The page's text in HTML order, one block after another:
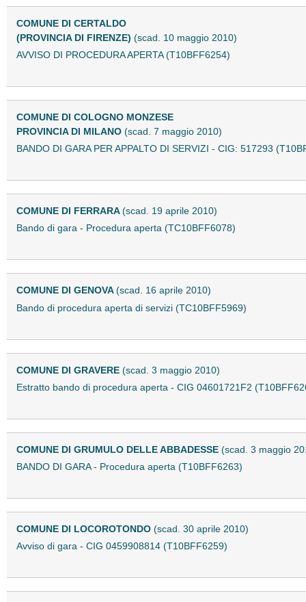
COMUNE DI CERTALDO
(PROVINCIA DI FIRENZE) (scad. 10 maggio 2010)
AVVISO DI PROCEDURA APERTA (T10BFF6254)
COMUNE DI COLOGNO MONZESE
PROVINCIA DI MILANO (scad. 7 maggio 2010)
BANDO DI GARA PER APPALTO DI SERVIZI - CIG: 517293
COMUNE DI FERRARA(scad. 19 aprile 2010)
Bando di gara - Procedura aperta (TC10BFF6078)
COMUNE DI GENOVA(scad. 16 aprile 2010)
Bando di procedura aperta di servizi (TC10BFF5969)
COMUNE DI GRAVERE (scad. 3 maggio 2010)
Estratto bando di procedura aperta - CIG 04601721F2
COMUNE DI GRUMULO DELLE ABBADESSE (scad. 3 maggio
BANDO DI GARA - Procedura aperta (T10BFF6263)
COMUNE DI LOCOROTONDO (scad. 30 aprile 2010)
Avviso di gara - CIG 0459908814 (T10BFF6259)